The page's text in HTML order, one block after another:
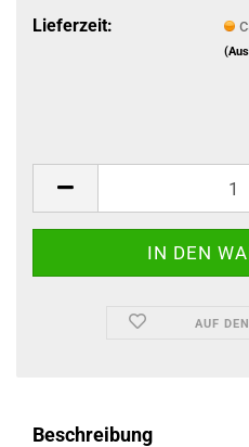
Lieferzeit:
AUF
Beschreibung